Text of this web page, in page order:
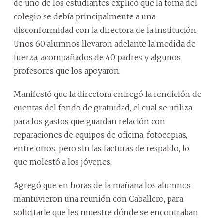
de uno de los estudiantes explicó que la toma del
colegio se debía principalmente a una
disconformidad con la directora de la institución.
Unos 60 alumnos llevaron adelante la medida de
fuerza, acompañados de 40 padres y algunos
profesores que los apoyaron.
Manifestó que la directora entregó la rendición de
cuentas del fondo de gratuidad, el cual se utiliza
para los gastos que guardan relación con
reparaciones de equipos de oficina, fotocopias,
entre otros, pero sin las facturas de respaldo, lo
que molestó a los jóvenes.
Agregó que en horas de la mañana los alumnos
mantuvieron una reunión con Caballero, para
solicitarle que les muestre dónde se encontraban